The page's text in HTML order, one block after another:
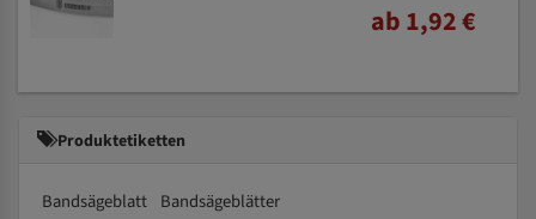
ab 1,92 €
Produktetiketten
Bandsägeblatt Bandsägeblätter